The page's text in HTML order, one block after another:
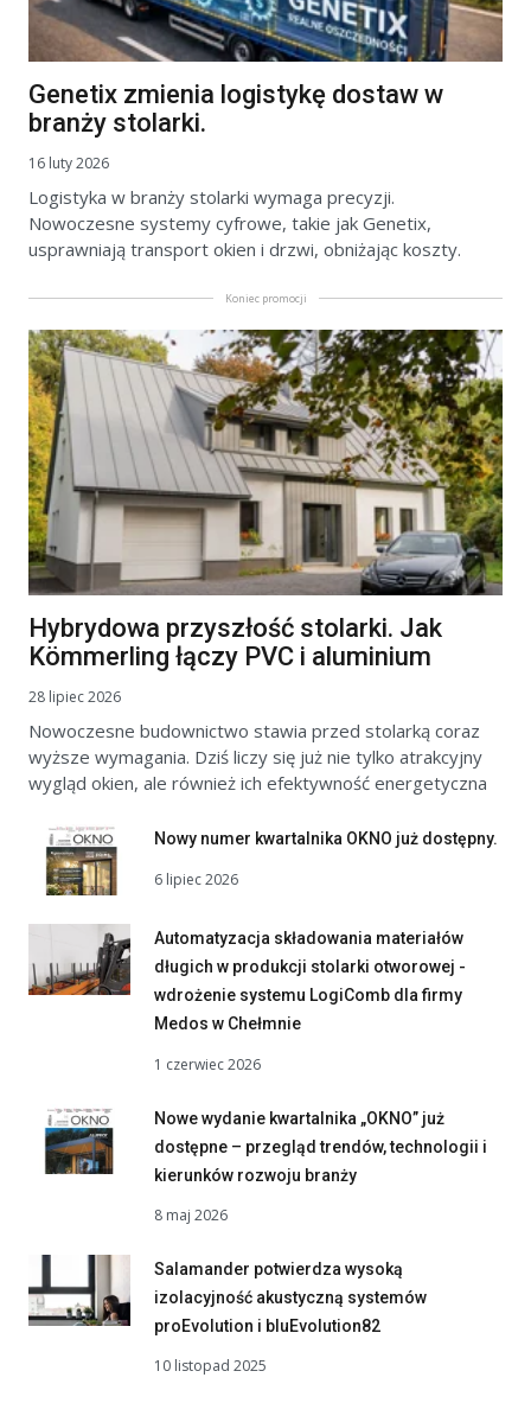
Genetix zmienia logistykę dostaw w
branży stolarki.
16 luty 2026
Logistyka w branży stolarki wymaga precyzji.
Nowoczesne systemy cyfrowe, takie jak Genetix,
usprawniają transport okien i drzwi, obniżając koszty.
Koniec promocji
Hybrydowa przyszłość stolarki. Jak
Kömmerling łączy PVC i aluminium
28 lipiec 2026
Nowoczesne budownictwo stawia przed stolarką coraz
wyższe wymagania. Dziś liczy się już nie tylko atrakcyjny
wygląd okien, ale również ich efektywność energetyczna
Nowy numer kwartalnika OKNO już dostępny.
6 lipiec 2026
Automatyzacja składowania materiałów
długich w produkcji stolarki otworowej -
wdrożenie systemu LogiComb dla firmy
Medos w Chełmnie
1 czerwiec 2026
Nowe wydanie kwartalnika „OKNO” już
dostępne – przegląd trendów, technologii i
kierunków rozwoju branży
8 maj 2026
Salamander potwierdza wysoką
izolacyjność akustyczną systemów
proEvolution i bluEvolution82
10 listopad 2025